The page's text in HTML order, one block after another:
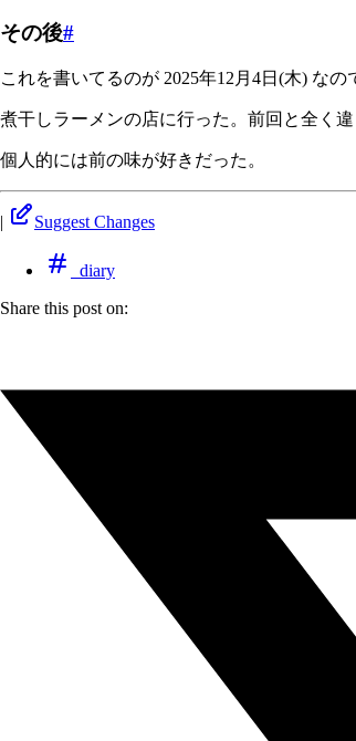
その後#
これを書いてるのが 2025年12月4日(木) な
煮干しラーメンの店に行った。前回と全く違
個人的には前の味が好きだった。
| Suggest Changes
diary
Share this post on: